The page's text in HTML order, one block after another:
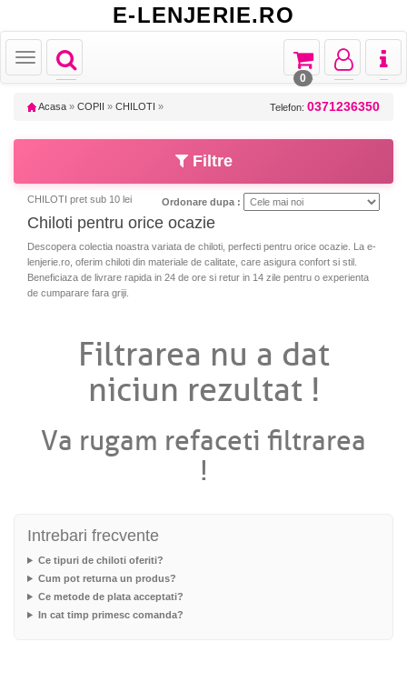
E-LENJERIE.RO
Toggle
navigation
Toggle
Toggle
navigation
Toggle
navigation
Toggle
navigation
0
Acasa » COPII » CHILOTI » Telefon: 0371236350
Filtre
CHILOTI pret sub 10 lei Ordonare dupa :
Chiloti pentru orice ocazie
Descopera colectia noastra variata de chiloti, perfecti pentru orice ocazie. La e-
lenjerie.ro, oferim chiloti din materiale de calitate, care asigura confort si stil.
Beneficiaza de livrare rapida in 24 de ore si retur in 14 zile pentru o experienta
de cumparare fara griji.
Filtrarea nu a dat
niciun rezultat !
Va rugam refaceti filtrarea
!
Intrebari frecvente
Ce tipuri de chiloti oferiti?
Cum pot returna un produs?
Ce metode de plata acceptati?
In cat timp primesc comanda?